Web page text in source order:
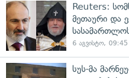
Reuters:
მეთაური და
6 აგვისტო, 09:45
სუს-მა